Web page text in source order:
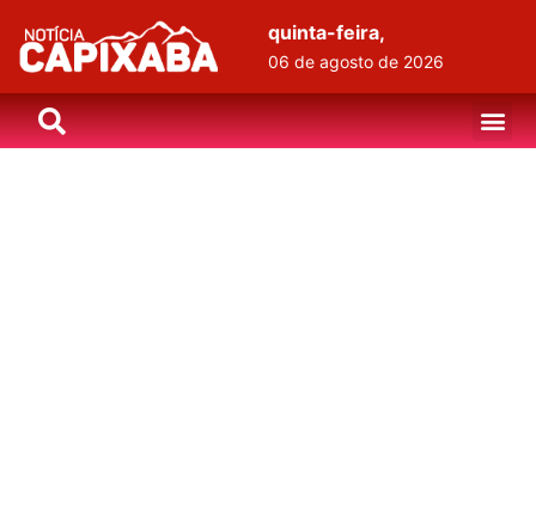
quinta-feira,
06 de agosto de 2026